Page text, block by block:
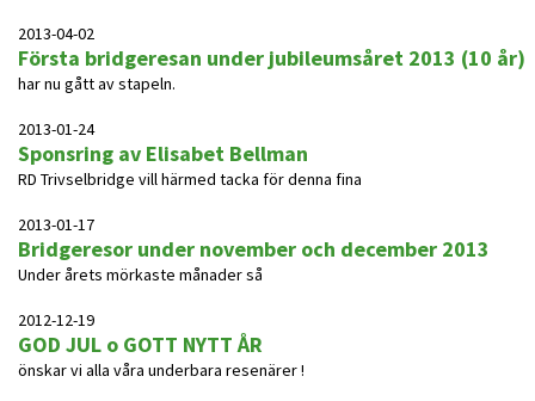
2013-04-02
Första bridgeresan under jubileumsåret 2013 (10 år)
har nu gått av stapeln.
2013-01-24
Sponsring av Elisabet Bellman
RD Trivselbridge vill härmed tacka för denna fina
2013-01-17
Bridgeresor under november och december 2013
Under årets mörkaste månader så
2012-12-19
GOD JUL o GOTT NYTT ÅR
önskar vi alla våra underbara resenärer !